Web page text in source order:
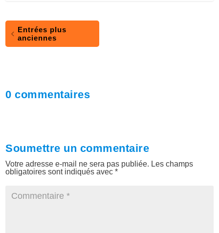
Entrées plus
anciennes
0 commentaires
Soumettre un commentaire
Votre adresse e-mail ne sera pas publiée. Les champs
obligatoires sont indiqués avec*